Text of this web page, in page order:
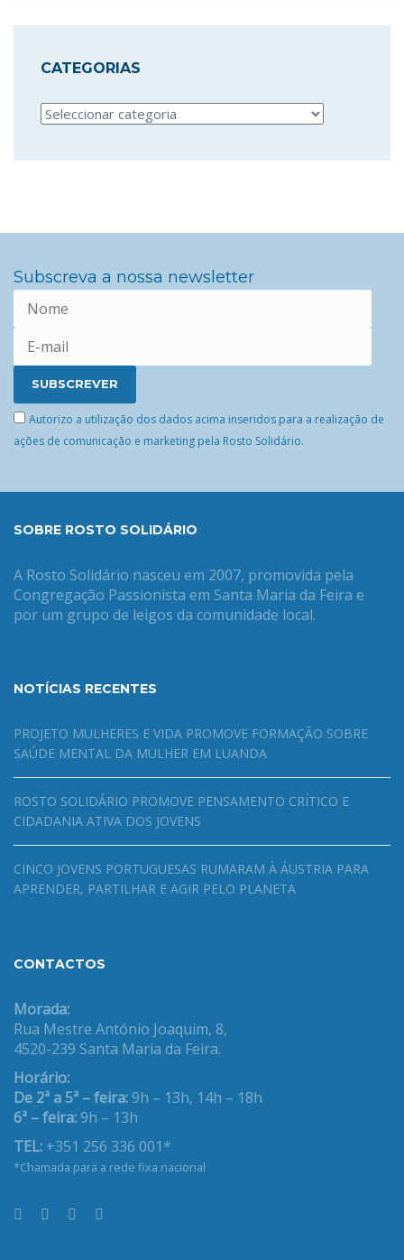
CATEGORIAS
Categorias
Subscreva a nossa newsletter
Autorizo a utilização dos dados acima inseridos para a realização de
ações de comunicação e marketing pela Rosto Solidário.
SOBRE ROSTO SOLIDÁRIO
A Rosto Solidário nasceu em 2007, promovida pela
Congregação Passionista em Santa Maria da Feira e
por um grupo de leigos da comunidade local.
NOTÍCIAS RECENTES
PROJETO MULHERES E VIDA PROMOVE FORMAÇÃO SOBRE
SAÚDE MENTAL DA MULHER EM LUANDA
ROSTO SOLIDÁRIO PROMOVE PENSAMENTO CRÍTICO E
CIDADANIA ATIVA DOS JOVENS
CINCO JOVENS PORTUGUESAS RUMARAM À ÁUSTRIA PARA
APRENDER, PARTILHAR E AGIR PELO PLANETA
CONTACTOS
Morada:
Rua Mestre António Joaquim, 8,
4520-239 Santa Maria da Feira.
Horário:
De 2ª a 5ª – feira: 9h – 13h, 14h – 18h
6ª – feira: 9h – 13h
TEL: +351 256 336 001*
*Chamada para a rede fixa nacional